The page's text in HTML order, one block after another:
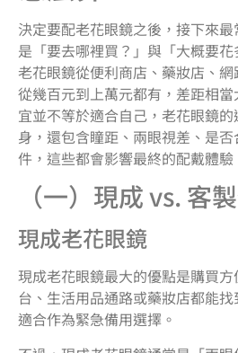
決定要配老花眼鏡之後，接下來
是「要去哪裡買？」與「大概要
老花眼鏡從便利商店、藥妝店、
從幾百元到上萬元都有，差距相
宜並不等於適合自己，老花眼鏡
身，還包含瞳距、兩眼視差、是
件，這些都會影響最終的配戴體驗
（一）現成 vs. 客
現成老花眼鏡
現成老花眼鏡最大的優點是購買
台、生活用品通路或藥妝店都能找
適合作為緊急備用選擇。